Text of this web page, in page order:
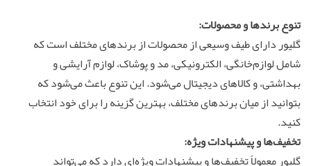
تنوع برندها و محصولات:
گلیور دارای طیف وسیعی از محصولات از برندهای مختلف است که
شامل لوازم‌خانگی، الکترونیکی، مد و پوشاک، لوازم آرایشی و
بهداشتی، و کالاهای دیجیتال می‌شود. این تنوع باعث می‌شود که
بتوانید از میان برندهای مختلف، بهترین گزینه را برای خود انتخاب
کنید.
تخفیف‌ها و پیشنهادات ویژه:
گلیور معمولاً تخفیف‌ها و پیشنهادات ویژه‌ای دارد که می‌تواند